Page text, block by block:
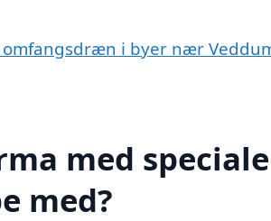
i byer nær
med
med?